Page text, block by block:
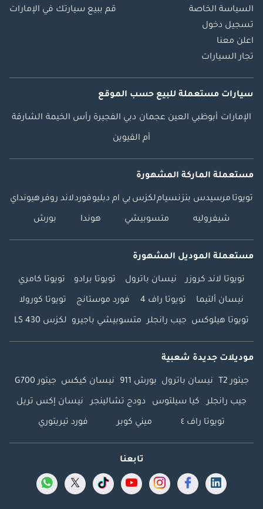
السياسة الخاصة
تسجيل دخول
اعلن معنا
تجار السيارات
قم ببيع سيارتك في الإمارات
سيارات مستعملة للبيع حسب الموقع
الإمارات أبوظبي العين عجمان دبي الفجيرة رأس الخيمة الشارقة
أم القيوين
مستعملة الماركة المشهورة
تويوتا مرسيدس بنزنسياملكزس بي ام دبليوفوردلاند روفرهيونداي
شيفروليه متسوبيشي هوندا بورش
مستعملة الموديل المشهورة
تويوتا لاند كروزر نيسان باترول تويوتا برادو تويوتا كامري
نيسان ألتيما تويوتا راف 4 فورد موستانج تويوتا كورولا
تويوتا هيلوكس جيب رانجلر متسوبيشي باجيرو لكزس LS 430
موديلات جديدة شعبية
جيتور T2 نيسان باترول بورش 911 نيسان كيكس جيتور G700
جيب رانجلر كيا سيلتوس دودج تشالينجر نيسان إكس تريل
تويوتا راف ٤ ميني كوبر فورد تيريتوري
تابعنا